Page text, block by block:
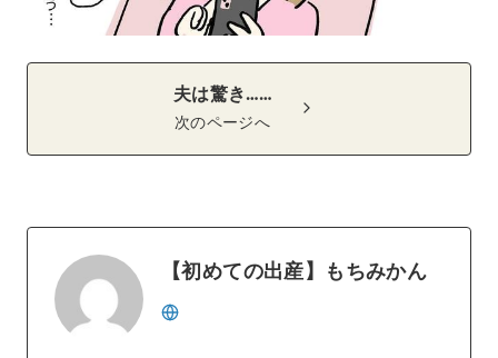
夫は驚き……
次のページへ
【初めての出産】もちみかん